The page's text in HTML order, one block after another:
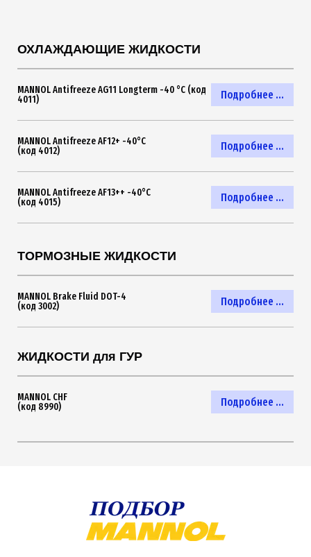
ОХЛАЖДАЮЩИЕ ЖИДКОСТИ
Подробнее ...
MANNOL Antifreeze AG11 Longterm -40 °C (код
4011)
Подробнее ...
MANNOL Antifreeze AF12+ -40°C
(код 4012)
Подробнее ...
MANNOL Antifreeze AF13++ -40°C
(код 4015)
ТОРМОЗНЫЕ ЖИДКОСТИ
Подробнее ...
MANNOL Brake Fluid DOT-4
(код 3002)
ЖИДКОСТИ для ГУР
Подробнее ...
MANNOL CHF
(код 8990)